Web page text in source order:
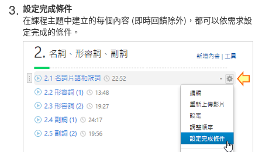
3. 設定完成條件
在課程主題中建立的每個內容 (即時回饋除外)，都可以依需求設
定完成的條件。